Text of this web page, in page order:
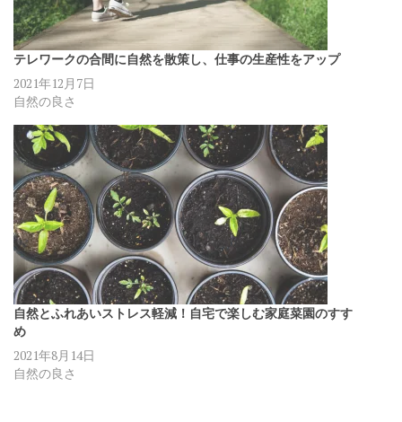
テレワークの合間に自然を散策し、仕事の生産性をアップ
2021年12月7日
自然の良さ
自然とふれあいストレス軽減！自宅で楽しむ家庭菜園のすす
め
2021年8月14日
自然の良さ